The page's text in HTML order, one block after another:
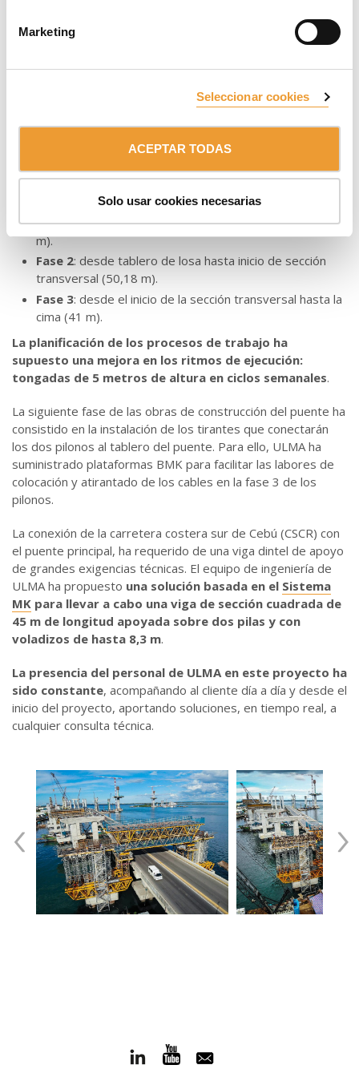
Marketing
Seleccionar cookies
ACEPTAR TODAS
Solo usar cookies necesarias
principal destinada a la trasmisión de cargas, labores de
ferrallado y retranqueo del encofrado; la plataforma
plataforma de recuperación de conos.
el propio encofrado ha contado con
La solución final del encofrado se ha dividido y diseñado en
Fase 1: desde cimentación hasta tablero de losa (44,27
m).
Fase 2: desde tablero de losa hasta inicio de sección
transversal (50,18 m).
Fase 3: desde el inicio de la sección transversal hasta la
cima (41 m).
La planificación de los procesos de trabajo ha
supuesto una mejora en los ritmos de ejecución:
tongadas de 5 metros de altura en ciclos semanales.
La siguiente fase de las obras de construcción del puente ha
consistido en la instalación de los tirantes que conectarán
los dos pilonos al tablero del puente. Para ello, ULMA ha
suministrado plataformas BMK para facilitar las labores de
colocación y atirantado de los cables en la fase 3 de los
pilonos.
La conexión de la carretera costera sur de Cebú (CSCR) con
el puente principal, ha requerido de una viga dintel de apoyo
de grandes exigencias técnicas. El equipo de ingeniería de
ULMA ha propuesto una solución basada en el Sistema
MK para llevar a cabo una viga de sección cuadrada de
45 m de longitud apoyada sobre dos pilas y con
voladizos de hasta 8,3 m.
La presencia del personal de ULMA en este proyecto ha
sido constante, acompañando al cliente día a día y desde el
inicio del proyecto, aportando soluciones, en tiempo real, a
cualquier consulta técnica.
‹ ›